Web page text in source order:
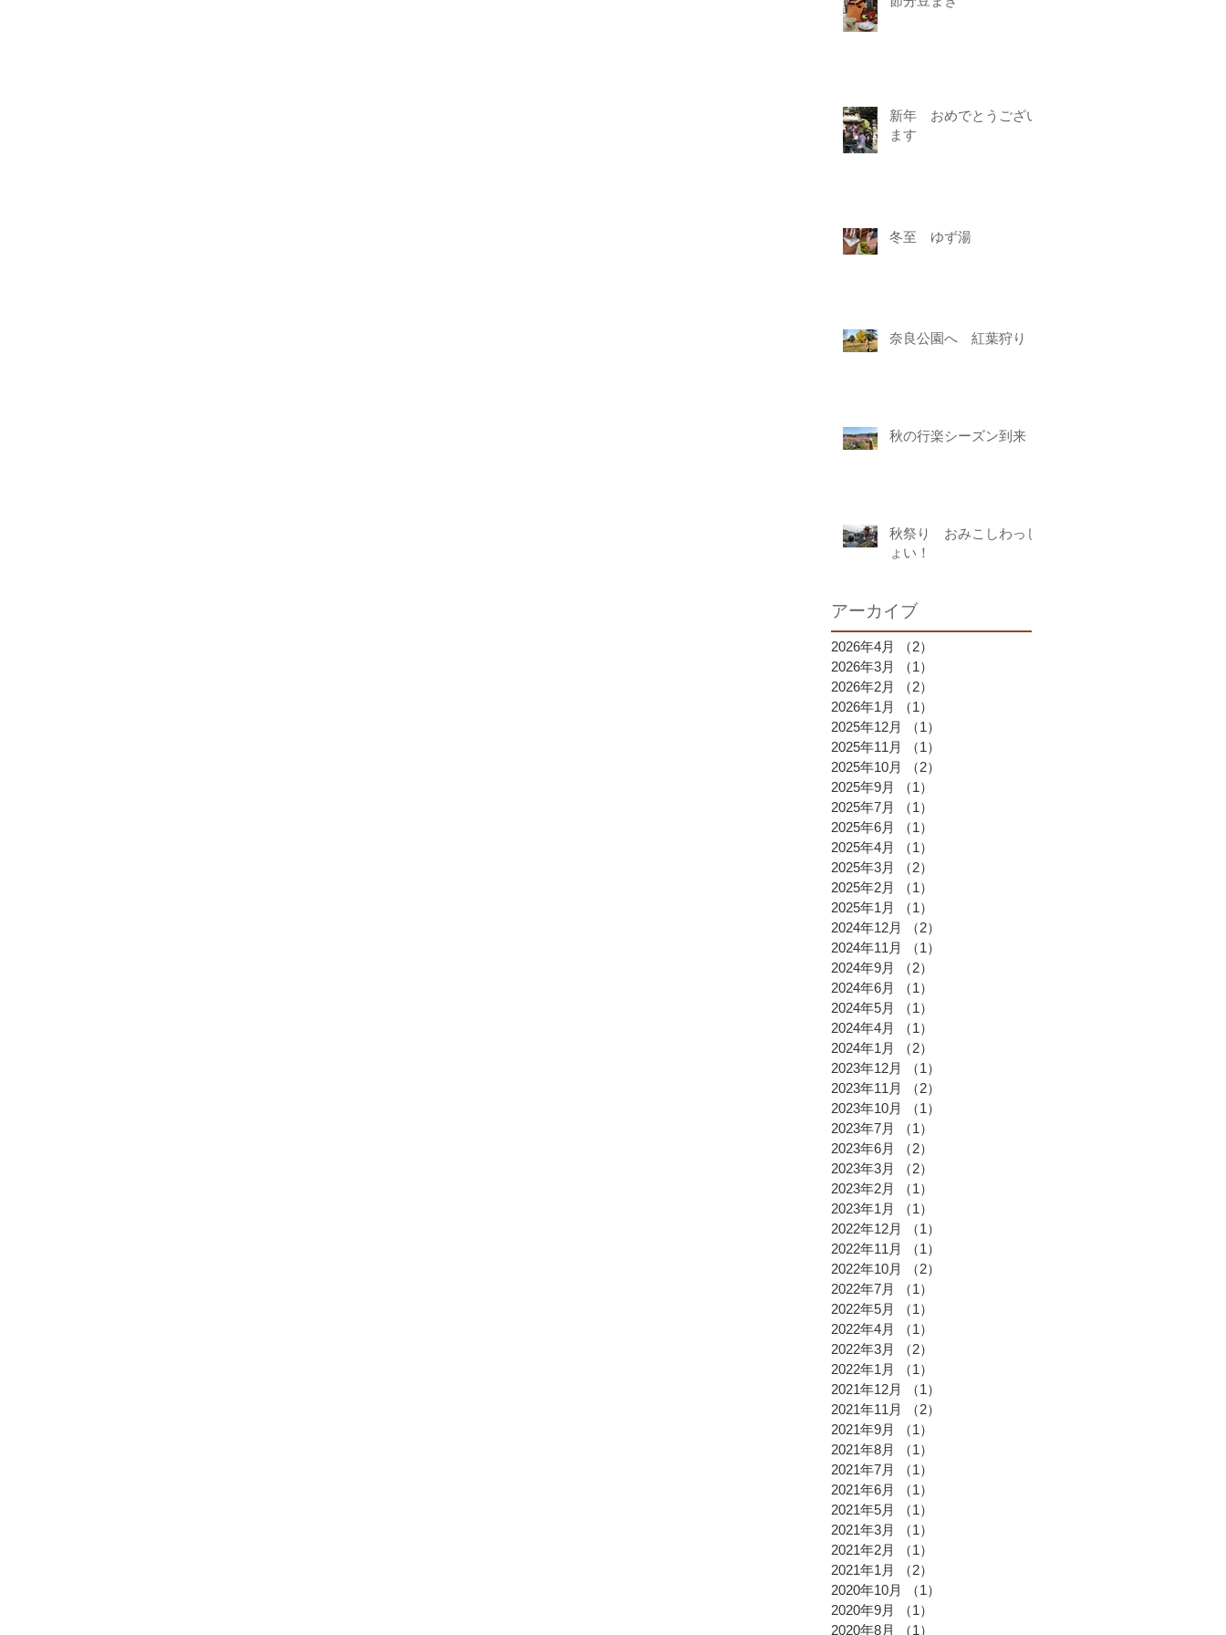
新年 おめでとうござい
ます
冬至 ゆず湯
奈良公園へ 紅葉狩り
秋の行楽シーズン到来
秋祭り おみこしわっし
ょい！
アーカイブ
2026年4月 （2）
2026年3月
（1）
2026年2月
（2）
2026年1月
（1）
2025年12月
（1）
2025年11月
（1）
2025年10月
（2）
2025年9月
（1）
2025年7月
（1）
2025年6月
（1）
2025年4月
（1）
2025年3月
（2）
2025年2月
（1）
2025年1月
（1）
2024年12月
（2）
2024年11月
（1）
2024年9月
（2）
2024年6月
（1）
2024年5月
（1）
2024年4月
（1）
2024年1月
（2）
2023年12月
（1）
2023年11月
（2）
2023年10月
（1）
2023年7月
（1）
2023年6月
（2）
2023年3月
（2）
2023年2月
（1）
2023年1月
（1）
2022年12月
（1）
2022年11月
（1）
2022年10月
（2）
2022年7月
（1）
2022年5月
（1）
2022年4月
（1）
2022年3月
（2）
2022年1月
（1）
2021年12月
（1）
2021年11月
（2）
2021年9月
（1）
2021年8月
（1）
2021年7月
（1）
2021年6月
（1）
2021年5月
（1）
2021年3月
（1）
2021年2月
（1）
2021年1月
（2）
2020年10月
（1）
2020年9月
（1）
2020年8月
（1）